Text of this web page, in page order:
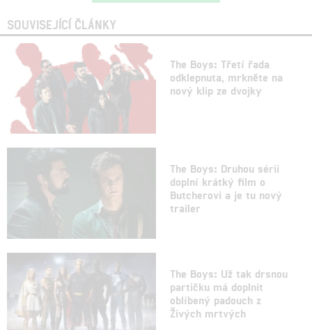
SOUVISEJÍCÍ ČLÁNKY
The Boys: Třetí řada
odklepnuta, mrkněte na
nový klip ze dvojky
The Boys: Druhou sérii
doplní krátký film o
Butcherovi a je tu nový
trailer
The Boys: Už tak drsnou
partičku má doplnit
oblíbený padouch z
Živých mrtvých